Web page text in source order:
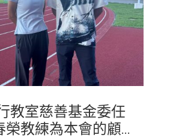
教室慈善基金委任
榮教練為本會的顧...